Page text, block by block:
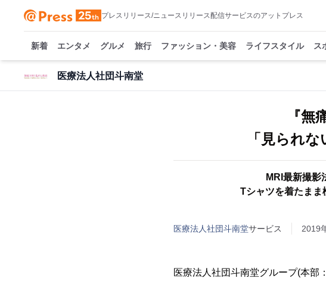
プレスリリース/ニュースリリース配信サービスのアットプレス
新着 エンタメ グルメ 旅行 ファッション・美容 ライフスタイル ス
医療法人社団斗南堂
『
「見られ
MRI最新撮影
Tシャツを着たまま
医療法人社団斗南堂サービス 2019
医療法人社団斗南堂グループ(本部